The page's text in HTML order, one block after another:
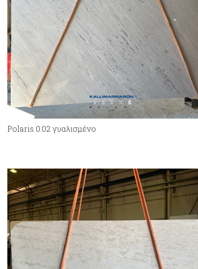
Polaris 0.02 γυαλισμένο